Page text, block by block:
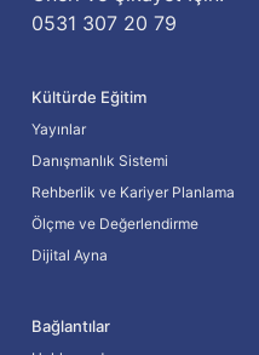
0531 307 20 79
Kültürde Eğitim
Yayınlar
Danışmanlık Sistemi
Rehberlik ve Kariyer Planlama
Ölçme ve Değerlendirme
Dijital Ayna
Bağlantılar